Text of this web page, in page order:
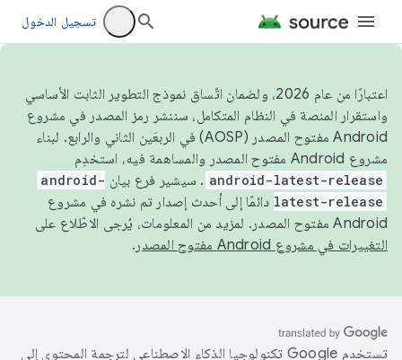
تسجيل الدخول
اعتبارًا من عام 2026، ولضمان اتّساق نموذج التطوير الثابت الأساسي
واستقرار المنصة في النظام المتكامل، سننشر رمز المصدر في مشروع
Android مفتوح المصدر (AOSP) في الربعَين الثاني والرابع. لبناء
مشروع Android مفتوح المصدر والمساهمة فيه، استخدِم
android-latest-release . سيشير فرع بيان android-
latest-release دائمًا إلى أحدث إصدار تم نشره في مشروع
Android مفتوح المصدر. لمزيد من المعلومات، يُرجى الاطّلاع على
التغييرات في مشروع Android مفتوح المصدر
.
تستخدم Google تكنولوجيا الذكاء الاصطناعي لترجمة المحتوى إلى